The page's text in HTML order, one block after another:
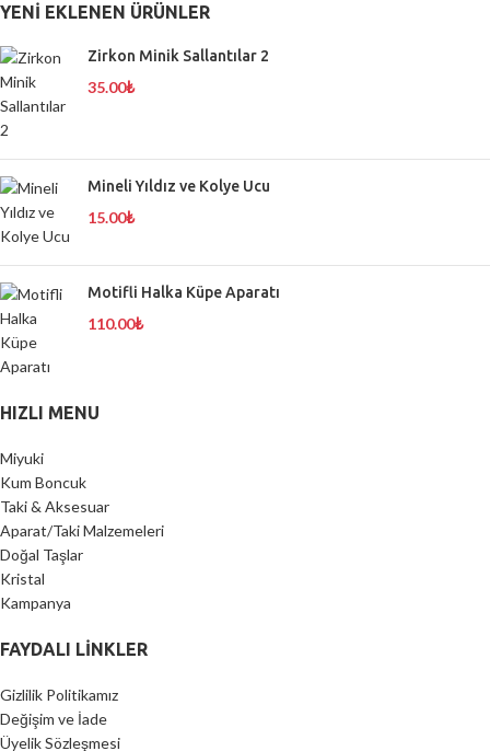
YENI EKLENEN ÜRÜNLER
Zirkon Minik Sallantılar 2
35.00₺
Mineli Yıldız ve Kolye Ucu
15.00₺
Motifli Halka Küpe Aparatı
110.00₺
HIZLI MENU
Miyuki
Kum Boncuk
Taki & Aksesuar
Aparat/Taki Malzemeleri
Doğal Taşlar
Kristal
Kampanya
FAYDALI LİNKLER
Gizlilik Politikamız
Değişim ve İade
Üyelik Sözleşmesi